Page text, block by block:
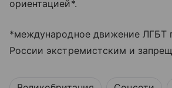
ориентацией*.
*международное движение ЛГБТ
России экстремистским и